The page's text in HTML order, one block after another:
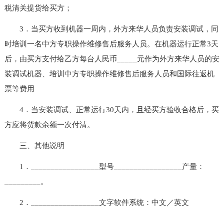
税清关提货给买方；
3．当买方收到机器一周内，外方来华人员负责安装调试，同
时培训一名中方专职操作维修售后服务人员。在机器运行正常3天
后，由买方支付给乙方每台人民币_____元作为外方来华人员的安
装调试机器、培训中方专职操作维修售后服务人员和国际往返机
票等费用
4．当安装调试、正常运行30天内，且经买方验收合格后，买
方应将货款余额一次付清。
三、其他说明
1．_________________型号_________________产量：
_________。
2．_________________文字软件系统：中文／英文